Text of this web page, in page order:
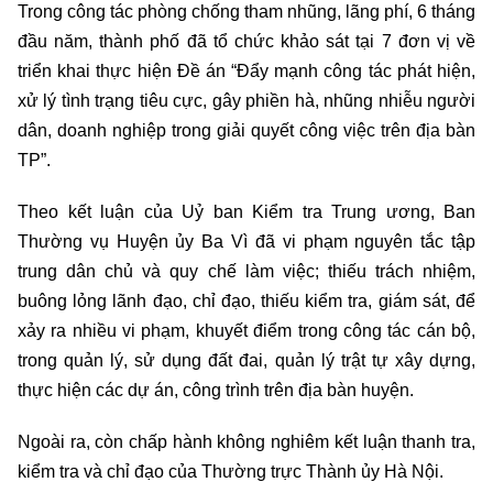
Trong công tác phòng chống tham nhũng, lãng phí, 6 tháng
đầu năm, thành phố đã tổ chức khảo sát tại 7 đơn vị về
triển khai thực hiện Đề án “Đẩy mạnh công tác phát hiện,
xử lý tình trạng tiêu cực, gây phiền hà, nhũng nhiễu người
dân, doanh nghiệp trong giải quyết công việc trên địa bàn
TP”.
Theo kết luận của Uỷ ban Kiểm tra Trung ương, Ban
Thường vụ Huyện ủy Ba Vì đã vi phạm nguyên tắc tập
trung dân chủ và quy chế làm việc; thiếu trách nhiệm,
buông lỏng lãnh đạo, chỉ đạo, thiếu kiểm tra, giám sát, để
xảy ra nhiều vi phạm, khuyết điểm trong công tác cán bộ,
trong quản lý, sử dụng đất đai, quản lý trật tự xây dựng,
thực hiện các dự án, công trình trên địa bàn huyện.
Ngoài ra, còn chấp hành không nghiêm kết luận thanh tra,
kiểm tra và chỉ đạo của Thường trực Thành ủy Hà Nội.